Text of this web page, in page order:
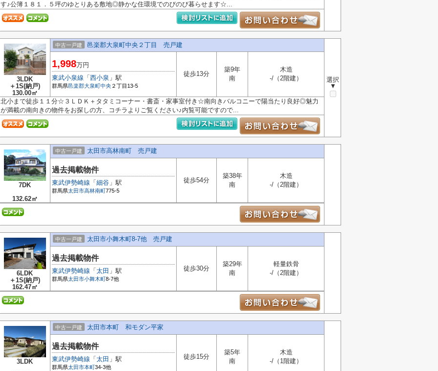
す♪公簿１８１．５坪のゆとりある敷地◎静かな住環境でのびのび暮らせます☆...
3LDK
＋1S(納戸)
130.00㎡
中古一戸建 邑楽郡大泉町中央２丁目 売戸建
選択
▼
1,998万円
東武小泉線 「 西小泉 」駅
群馬県邑楽郡大泉町中央 ２丁目13-5
徒歩13分
築9年
南
木造
-/（2階建）
北小まで徒歩１１分☆３ＬＤＫ＋タタミコーナー・書斎・家事室付き☆南向きバルコニーで陽当たり良好◎魅力
が満載の南向きの物件をお探しの方、コチラよりご覧ください♪内覧可能ですので...
7DK
132.62㎡
中古一戸建 太田市高林南町 売戸建
過去掲載物件
東武伊勢崎線 「 細谷 」駅
群馬県太田市高林南町775-5
徒歩54分
築38年
南
木造
-/（2階建）
6LDK
＋1S(納戸)
162.47㎡
中古一戸建 太田市小舞木町8-7他 売戸建
過去掲載物件
東武伊勢崎線 「 太田 」駅
群馬県太田市小舞木町8-7他
徒歩30分
築29年
南
軽量鉄骨
-/（2階建）
3LDK
中古一戸建 太田市本町 和モダン平家
過去掲載物件
東武伊勢崎線 「 太田 」駅
群馬県太田市本町34-3他
徒歩15分
築5年
南
木造
-/（1階建）